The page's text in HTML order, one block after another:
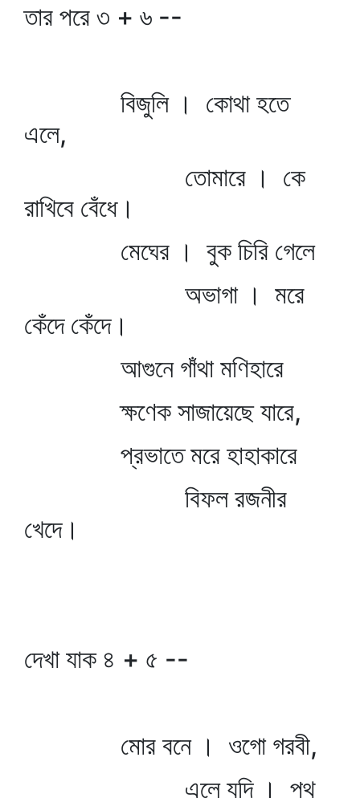
তার পরে ৩ + ৬ --
বিজুলি । কোথা হতে
এলে,
তোমারে । কে
রাখিবে বেঁধে।
মেঘের । বুক চিরি গেলে
অভাগা । মরে
কেঁদে কেঁদে।
আগুনে গাঁথা মণিহারে
ক্ষণেক সাজায়েছে যারে,
প্রভাতে মরে হাহাকারে
বিফল রজনীর
খেদে।
দেখা যাক ৪ + ৫ --
মোর বনে । ওগো গরবী,
এলে যদি । পথ